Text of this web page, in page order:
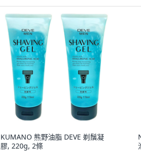
KUMANO 熊野油脂 DEVE 剃鬚凝
膠, 220g, 2條